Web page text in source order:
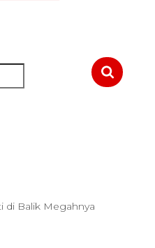
di Balik Megahnya